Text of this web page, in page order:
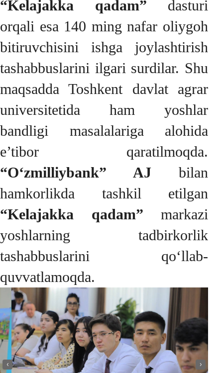
“Kelajakka qadam” dasturi
orqali esa 140 ming nafar oliygoh
bitiruvchisini ishga joylashtirish
tashabbuslarini ilgari surdilar. Shu
maqsadda Toshkent davlat agrar
universitetida ham yoshlar
bandligi masalalariga alohida
e’tibor qaratilmoqda.
“O‘zmilliybank” AJ bilan
hamkorlikda tashkil etilgan
“Kelajakka qadam” markazi
yoshlarning tadbirkorlik
tashabbuslarini qo‘llab-
quvvatlamoqda.
‹ ›